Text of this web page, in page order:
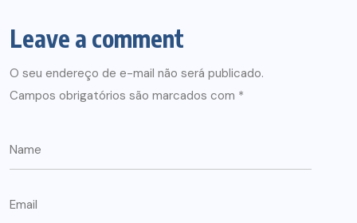
Leave a comment
O seu endereço de e-mail não será publicado.
Campos obrigatórios são marcados com *